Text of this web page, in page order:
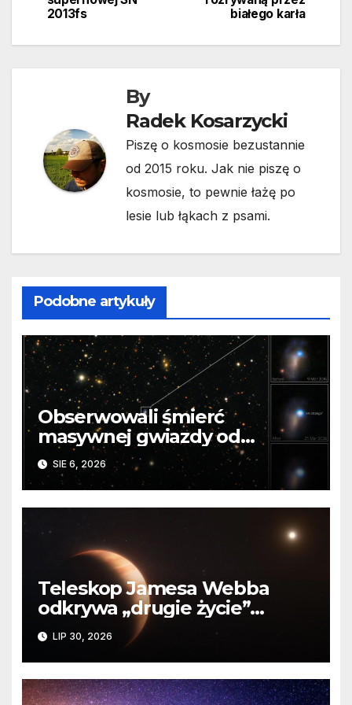
białego karła
2013fs
By
Radek Kosarzycki
Piszę o kosmosie bezustannie
od 2015 roku. Jak nie piszę o
kosmosie, to pewnie łażę po
lesie lub łąkach z psami.
Podobne artykuły
Obserwowali śmierć
masywnej gwiazdy od
samego początku. Niezwykle
cenne dane
SIE 6, 2026
Teleskop Jamesa Webba
odkrywa „drugie życie”
planety krążącej wokół
martwej gwiazdy
LIP 30, 2026